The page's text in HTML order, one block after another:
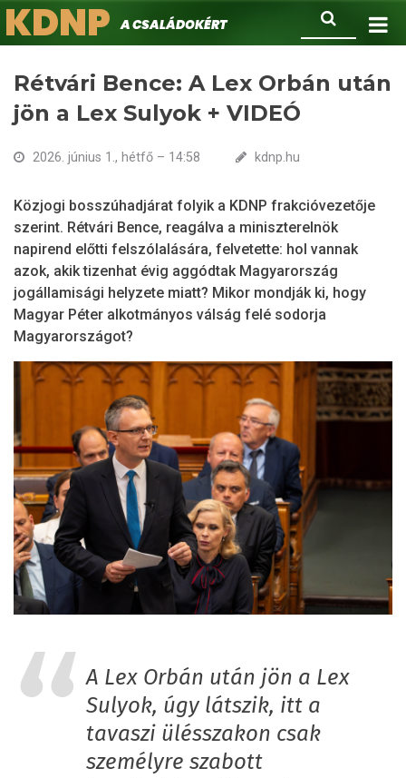
Ugrás
a
Keresés
KDNPA családokért.
Rétvári Bence: A Lex Orbán után
jön a Lex Sulyok + VIDEÓ
2026. június 1., hétfő – 14:58 kdnp.hu
Közjogi bosszúhadjárat folyik a KDNP frakcióvezetője
szerint. Rétvári Bence, reagálva a miniszterelnök
napirend előtti felszólalására, felvetette: hol vannak
azok, akik tizenhat évig aggódtak Magyarország
jogállamisági helyzete miatt? Mikor mondják ki, hogy
Magyar Péter alkotmányos válság felé sodorja
Magyarországot?
A Lex Orbán után jön a Lex
Sulyok, úgy látszik, itt a
tavaszi ülésszakon csak
személyre szabott